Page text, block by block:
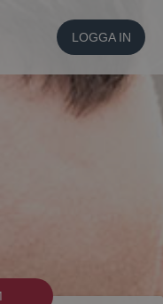
LOGGA IN